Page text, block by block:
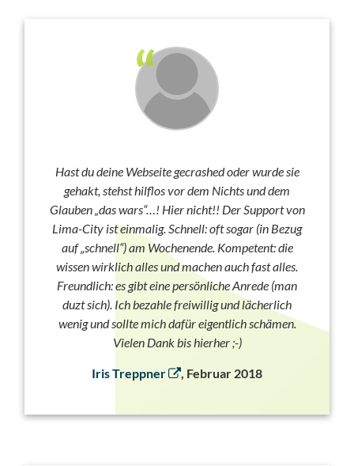
Hast du deine Webseite gecrashed oder wurde sie
gehakt, stehst hilflos vor dem Nichts und dem
Glauben „das wars“…! Hier nicht!! Der Support von
Lima-City ist einmalig. Schnell: oft sogar (in Bezug
auf „schnell“) am Wochenende. Kompetent: die
wissen wirklich alles und machen auch fast alles.
Freundlich: es gibt eine persönliche Anrede (man
duzt sich). Ich bezahle freiwillig und lächerlich
wenig und sollte mich dafür eigentlich schämen.
Vielen Dank bis hierher ;-)
Iris Treppner , Februar 2018